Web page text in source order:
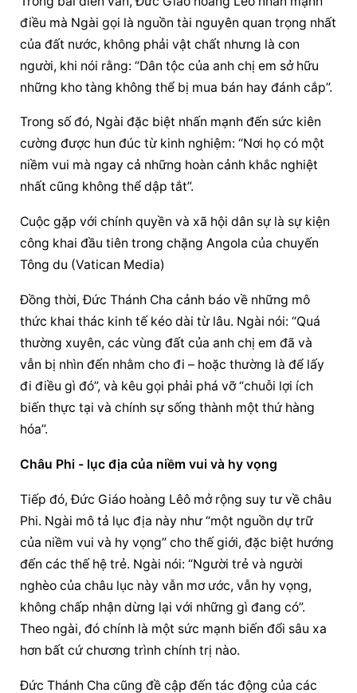
điều mà Ngài gọi là nguồn tài nguyên quan trọng nhất
của đất nước, không phải vật chất nhưng là con
người, khi nói rằng: “Dân tộc của anh chị em sở hữu
những kho tàng không thể bị mua bán hay đánh cắp”.
Trong số đó, Ngài đặc biệt nhấn mạnh đến sức kiên
cường được hun đúc từ kinh nghiệm: “Nơi họ có một
niềm vui mà ngay cả những hoàn cảnh khắc nghiệt
nhất cũng không thể dập tắt”.
Cuộc gặp với chính quyền và xã hội dân sự là sự kiện
công khai đầu tiên trong chặng Angola của chuyến
Tông du (Vatican Media)
Đồng thời, Đức Thánh Cha cảnh báo về những mô
thức khai thác kinh tế kéo dài từ lâu. Ngài nói: “Quá
thường xuyên, các vùng đất của anh chị em đã và
vẫn bị nhìn đến nhằm cho đi – hoặc thường là để lấy
đi điều gì đó”, và kêu gọi phải phá vỡ “chuỗi lợi ích
biến thực tại và chính sự sống thành một thứ hàng
hóa”.
Châu Phi - lục địa của niềm vui và hy vọng
Tiếp đó, Đức Giáo hoàng Lêô mở rộng suy tư về châu
Phi. Ngài mô tả lục địa này như “một nguồn dự trữ
của niềm vui và hy vọng” cho thế giới, đặc biệt hướng
đến các thế hệ trẻ. Ngài nói: “Người trẻ và người
nghèo của châu lục này vẫn mơ ước, vẫn hy vọng,
không chấp nhận dừng lại với những gì đang có”.
Theo ngài, đó chính là một sức mạnh biến đổi sâu xa
hơn bất cứ chương trình chính trị nào.
Đức Thánh Cha cũng đề cập đến tác động của các